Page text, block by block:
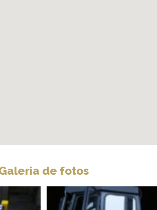
de fotos